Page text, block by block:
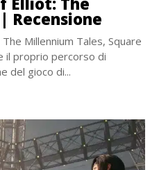
Recensione
Millennium Tales, Square
il proprio percorso di
del gioco di...